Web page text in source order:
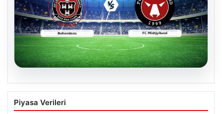
06.08.2026
CANLI | Bohemians – FC Midtjylland
Maç Detayları ve Canlı Yayın Bilgileri
Piyasa Verileri